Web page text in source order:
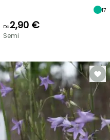
17
Da2,90 €
Semi